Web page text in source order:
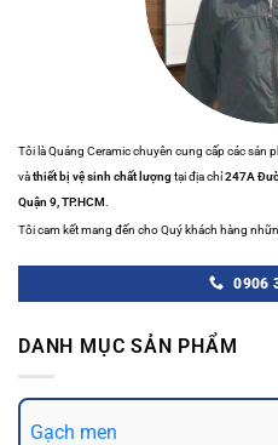
Tôi là Quảng Ceramic chuyên cung cấp các sản
vàthiết bị vệ sinh chất lượngtại địa chỉ247A
Quận 9, TP.HCM.
Tôi cam kết mang đến cho Quý khách hàng
0906
DANH MỤC SẢN PHẨM
Gạch men